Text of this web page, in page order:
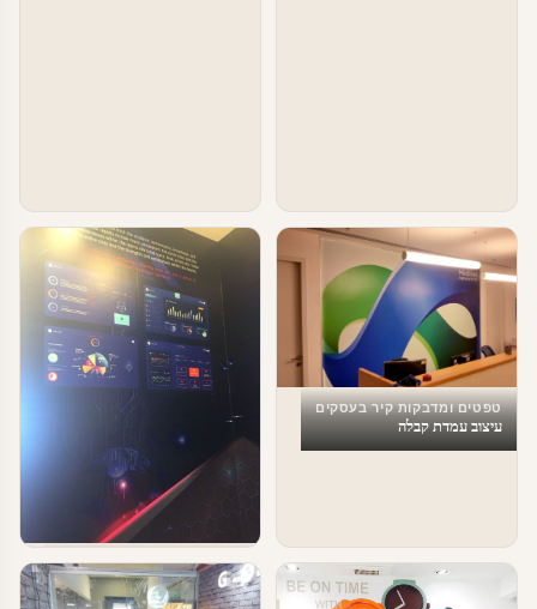
טפטים ומדבקות קיר בעסקים
עיצוב עמדת קבלה
טפטים ומדבקות קיר בעסקים
עיצוב עסקים וחברות הייטק